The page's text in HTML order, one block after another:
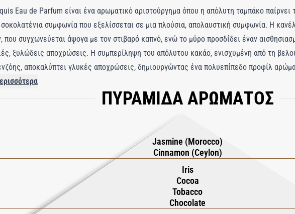
Eau de Parfum είναι ένα αρωματικό αριστούργημα όπου η απόλυτη ταμπάκο παίρνει
συμφωνία που εξελίσσεται σε μια πλούσια, απολαυστική συμφωνία. Η
που συγχωνεύεται άψογα με τον στιβαρό καπνό, ενώ το μύρο προσδίδει έναν
ξυλώδεις αποχρώσεις. Η συμπερίληψη του απόλυτου κακάο, ενισχυμένη από τη
αποκαλύπτει γλυκές αποχρώσεις, δημιουργώντας ένα πολυεπίπεδο προφίλ
τους χρήστες σε έναν κόσμο ζεστού μυστηρίου, με κάθε νότα να λέει μια
Το Tabac Exquis είναι ένα αισθητηριακό ταξίδι που ξεφεύγει από τις συμβάσεις,
ξεπερνά τα όρια - ένα γκουρμέ άρωμα καπνού που αιχμαλωτίζει και περιβάλλει,
ΠΥΡΑΜΙΔΑ ΑΡΩΜΑΤΟΣ
Jasmine (Morocco)
Cinnamon (Ceylon)
Iris
Cocoa
Tobacco
Chocolate